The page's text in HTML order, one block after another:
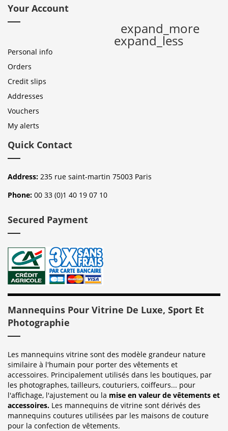
Your Account
expand_more
expand_less
Personal info
Orders
Credit slips
Addresses
Vouchers
My alerts
Quick Contact
Address: 235 rue saint-martin 75003 Paris
Phone: 00 33 (0)1 40 19 07 10
Secured Payment
Mannequins Pour Vitrine De Luxe, Sport Et
Photographie
Les mannequins vitrine sont des modèle grandeur nature
similaire à l'humain pour porter des vêtements et
accessoires. Principalement utilisés dans les boutiques, par
les photographes, tailleurs, couturiers, coiffeurs... pour
l'affichage, l'ajustement ou la mise en valeur de vêtements et
accessoires. Les mannequins de vitrine sont dérivés des
mannequins coutures utilisées par les maisons de couture
pour la confection de vêtements.